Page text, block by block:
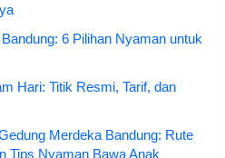
6 Pilihan Nyaman untuk
Hari: Titik Resmi, Tarif, dan
Merdeka Bandung: Rute
Tips Nyaman Bawa Anak